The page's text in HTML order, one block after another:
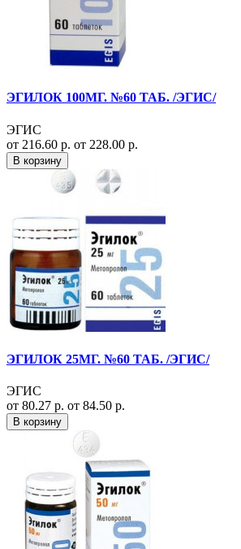
ЭГИЛОК 100МГ. №60 ТАБ. /ЭГИС/
ЭГИС
от 216.60 р. от 228.00 р.
В корзину
ЭГИЛОК 25МГ. №60 ТАБ. /ЭГИС/
ЭГИС
от 80.27 р. от 84.50 р.
В корзину